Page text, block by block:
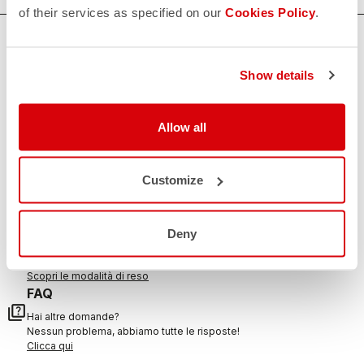
of their services as specified on our Cookies Policy.
Show details
Allow all
Customize
Deny
Per ogni tuo dubbio o necessità di supporto non ti
CONTATTACI
Hai una domanda per noi?
Clicca qui
entro 30 giorni dalla data di consegna
Scopri le modalità di reso
quiz
FAQ
Hai altre domande?
Nessun problema, abbiamo tutte le risposte!
Clicca qui